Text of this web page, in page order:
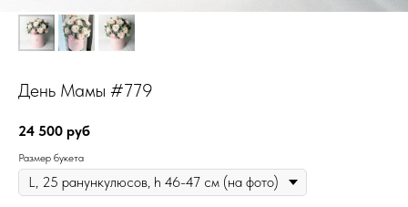
День Мамы #779
24 500 руб
Размер букета